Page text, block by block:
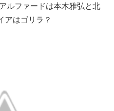
ルファードは本木雅弘と北
はゴリラ？